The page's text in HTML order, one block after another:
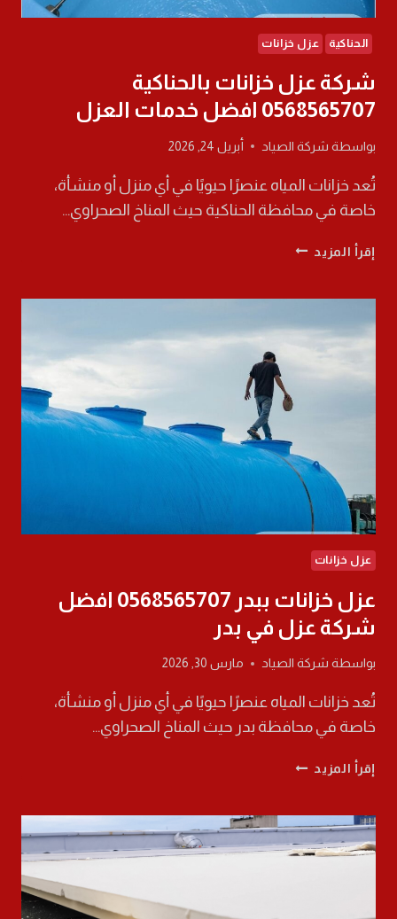
الحناكية عزل خزانات
شركة عزل خزانات بالحناكية
0568565707 افضل خدمات العزل
بواسطة شركة الصياد أبريل 24, 2026
تُعد خزانات المياه عنصرًا حيويًا في أي منزل أو منشأة،
خاصة في محافظة الحناكية حيث المناخ الصحراوي…
إقرأ المزيد شركة
0568565707
خدمات
العزل
عزل خزانات
عزل خزانات ببدر 0568565707 افضل
شركة عزل في بدر
بواسطة شركة الصياد مارس 30, 2026
تُعد خزانات المياه عنصرًا حيويًا في أي منزل أو منشأة،
خاصة في محافظة بدر حيث المناخ الصحراوي…
إقرأ المزيد عزل
0568565707
افضل